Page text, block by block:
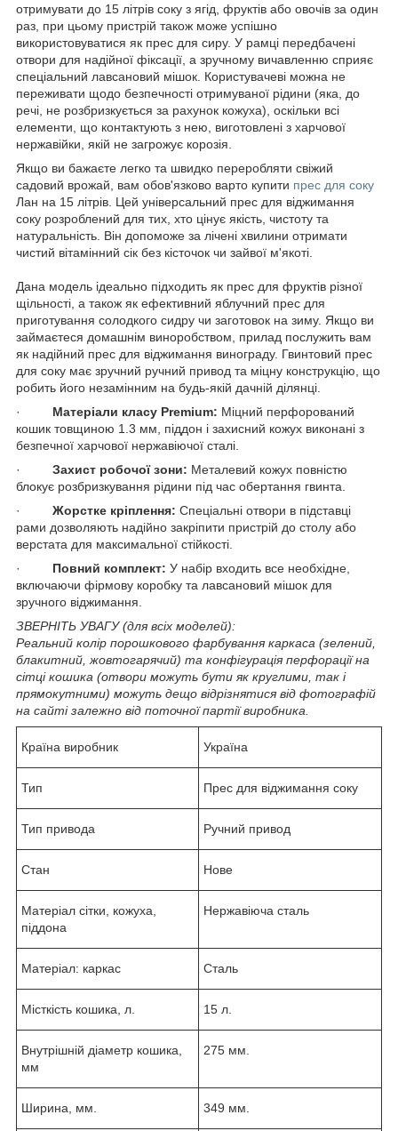
отримувати до 15 літрів соку з ягід, фруктів або овочів за один
раз, при цьому пристрій також може успішно
використовуватися як прес для сиру. У рамці передбачені
отвори для надійної фіксації, а зручному вичавленню сприяє
спеціальний лавсановий мішок. Користувачеві можна не
переживати щодо безпечності отримуваної рідини (яка, до
речі, не розбризкується за рахунок кожуха), оскільки всі
елементи, що контактують з нею, виготовлені з харчової
нержавійки, якій не загрожує корозія.
Якщо ви бажаєте легко та швидко переробляти свіжий
садовий врожай, вам обов'язково варто купити прес для соку
Лан на 15 літрів. Цей універсальний прес для віджимання
соку розроблений для тих, хто цінує якість, чистоту та
натуральність. Він допоможе за лічені хвилини отримати
чистий вітамінний сік без кісточок чи зайвої м'якоті.
Дана модель ідеально підходить як прес для фруктів різної
щільності, а також як ефективний яблучний прес для
приготування солодкого сидру чи заготовок на зиму. Якщо ви
займаєтеся домашнім виноробством, прилад послужить вам
як надійний прес для віджимання винограду. Гвинтовий прес
для соку має зручний ручний привод та міцну конструкцію, що
робить його незамінним на будь-якій дачній ділянці.
· Матеріали класу Premium: Міцний перфорований
кошик товщиною 1.3 мм, піддон і захисний кожух виконані з
безпечної харчової нержавіючої сталі.
· Захист робочої зони: Металевий кожух повністю
блокує розбризкування рідини під час обертання гвинта.
· Жорстке кріплення: Спеціальні отвори в підставці
рами дозволяють надійно закріпити пристрій до столу або
верстата для максимальної стійкості.
· Повний комплект: У набір входить все необхідне,
включаючи фірмову коробку та лавсановий мішок для
зручного віджимання.
ЗВЕРНІТЬ УВАГУ (для всіх моделей):
Реальний колір порошкового фарбування каркаса (зелений,
блакитний, жовтогарячий) та конфігурація перфорації на
сітці кошика (отвори можуть бути як круглими, так і
прямокутними) можуть дещо відрізнятися від фотографій
на сайті залежно від поточної партії виробника.
Країна виробник Україна
Тип Прес для віджимання соку
Тип привода Ручний привод
Стан Нове
Матеріал сітки, кожуха,
піддона
Нержавіюча сталь
Матеріал: каркас Сталь
Місткість кошика, л. 15 л.
Внутрішній діаметр кошика,
мм
275 мм.
Ширина, мм. 349 мм.